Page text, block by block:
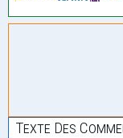
Texte Des